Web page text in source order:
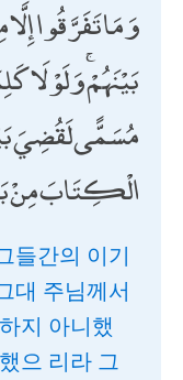
وَمَا تَفَرَّقُوا
بَيْنَهُمْ ۚ وَلَوْلَا
مُسَمًّى لَقُضِيَ
الْكِتَابَ مِنْ
들간의 이기
대 주님께서
지 아니했
으 리라 그